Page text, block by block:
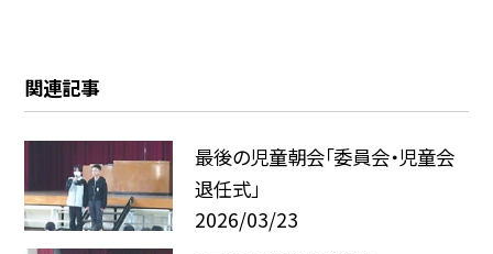
関連記事
最後の児童朝会「委員会・児童会
退任式」
2026/03/23